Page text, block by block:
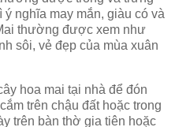
nghĩa may mắn, giàu có và
thường được xem như
sôi, vẻ đẹp của mùa xuân
hoa mai tại nhà để đón
trên chậu đất hoặc trong
trên bàn thờ gia tiên hoặc